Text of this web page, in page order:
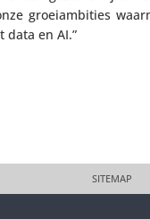
groei­am­bi­ties
data en AI.”
SITEMAP